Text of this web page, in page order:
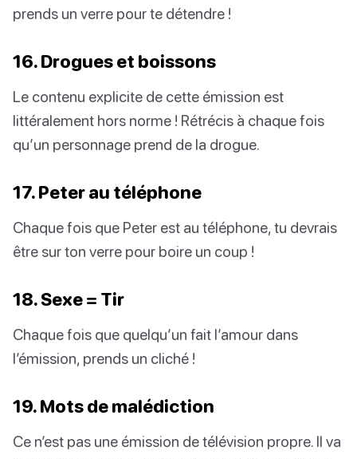
prends un verre pour te détendre !
16. Drogues et boissons
Le contenu explicite de cette émission est
littéralement hors norme ! Rétrécis à chaque fois
qu’un personnage prend de la drogue.
17. Peter au téléphone
Chaque fois que Peter est au téléphone, tu devrais
être sur ton verre pour boire un coup !
18. Sexe = Tir
Chaque fois que quelqu’un fait l’amour dans
l’émission, prends un cliché !
19. Mots de malédiction
Ce n’est pas une émission de télévision propre. Il va